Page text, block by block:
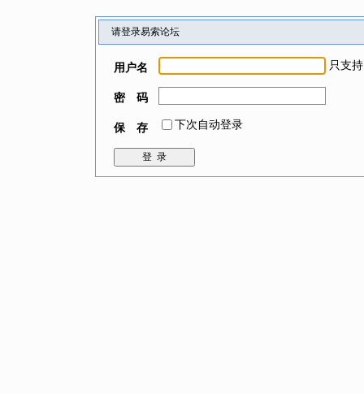
请登录易索论坛
用户名 只支
密 码
保 存 下次自动登录